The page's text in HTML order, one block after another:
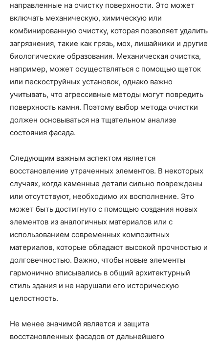
направленные на очистку поверхности. Это может
включать механическую, химическую или
комбинированную очистку, которая позволяет удалить
загрязнения, такие как грязь, мох, лишайники и другие
биологические образования. Механическая очистка,
например, может осуществляться с помощью щеток
или пескоструйных установок, однако важно
учитывать, что агрессивные методы могут повредить
поверхность камня. Поэтому выбор метода очистки
должен основываться на тщательном анализе
состояния фасада.
Следующим важным аспектом является
восстановление утраченных элементов. В некоторых
случаях, когда каменные детали сильно повреждены
или отсутствуют, необходимо их восполнение. Это
может быть достигнуто с помощью создания новых
элементов из аналогичных материалов или с
использованием современных композитных
материалов, которые обладают высокой прочностью и
долговечностью. Важно, чтобы новые элементы
гармонично вписывались в общий архитектурный
стиль здания и не нарушали его историческую
целостность.
Не менее значимой является и защита
восстановленных фасадов от дальнейшего